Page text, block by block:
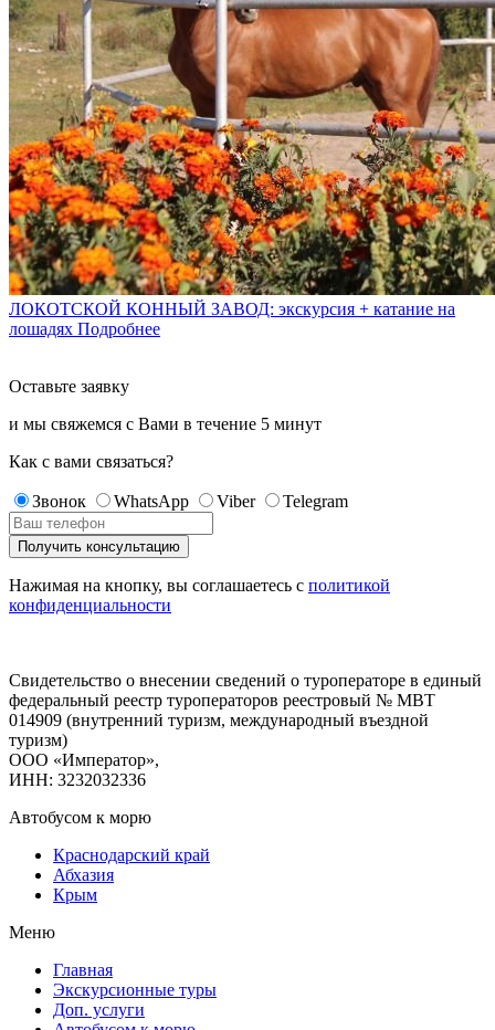
ЛОКОТСКОЙ КОННЫЙ ЗАВОД: экскурсия + катание на
лошадях Подробнее
Оставьте заявку
и мы свяжемся с Вами в течение 5 минут
Как с вами связаться?
Звонок WhatsApp Viber Telegram
Нажимая на кнопку, вы соглашаетесь с политикой
конфиденциальности
Свидетельство о внесении сведений о туроператоре в единый
федеральный реестр туроператоров реестровый № МВТ
014909 (внутренний туризм, международный въездной
туризм)
ООО «Император»,
ИНН: 3232032336
Автобусом к морю
Краснодарский край
Абхазия
Крым
Меню
Главная
Экскурсионные туры
Доп. услуги